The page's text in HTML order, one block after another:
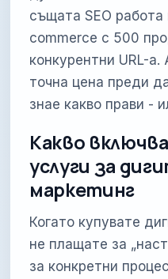
същата SEO
commerce с 500
конкурентни URL-
точна цена преди
знае какво прави -
Какво
услуги за
маркетинг
Когато купувате
не плащате за
за конкретни